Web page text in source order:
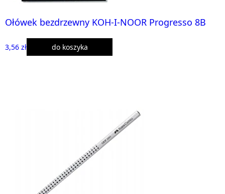
Ołówek bezdrzewny KOH-I-NOOR Progresso 8B
3,56 zł do koszyka